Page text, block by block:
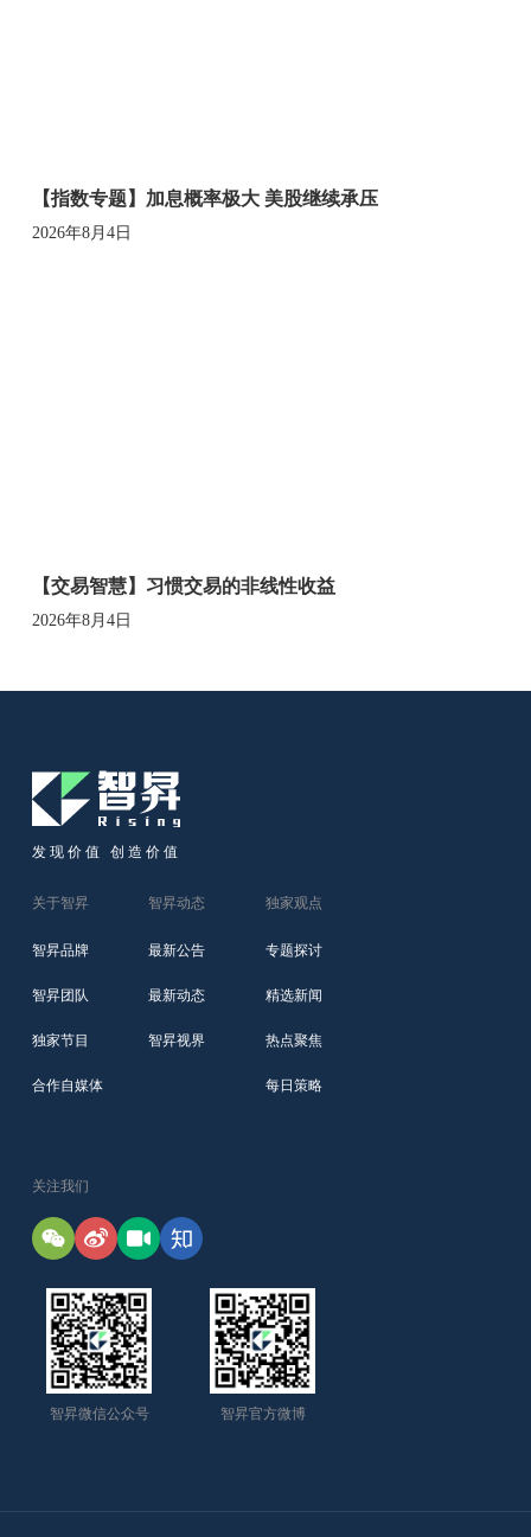
【指数专题】加息概率极大 美股继续承压
2026年8月4日
【交易智慧】习惯交易的非线性收益
2026年8月4日
发现价值 创造价值
关于智昇
智昇品牌
智昇团队
独家节目
合作自媒体
智昇动态
最新公告
最新动态
智昇视界
独家观点
专题探讨
精选新闻
热点聚焦
每日策略
关注我们
智昇微信公众号 智昇官方微博